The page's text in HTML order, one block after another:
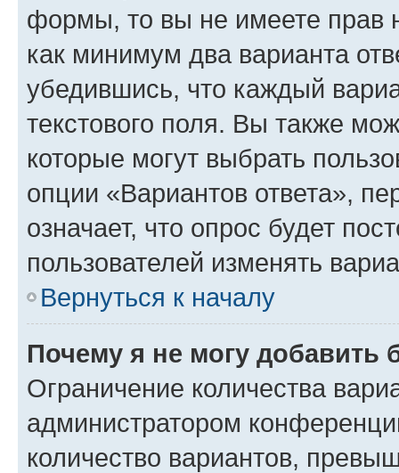
формы, то вы не имеете прав
как минимум два варианта
убедившись, что каждый
текстового поля. Вы также
которые могут выбрать
опции «Вариантов ответа»,
означает, что опрос будет
пользователей изменять
Вернуться к началу
Почему я не могу добавить
Ограничение количества
администратором
количество вариантов,